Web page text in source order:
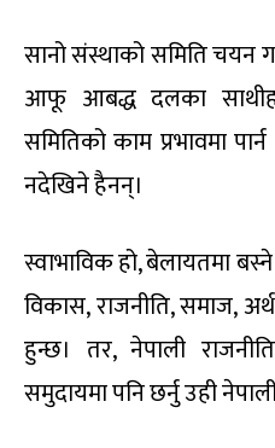
सानो संस्थाको समिति चयन
आफू आबद्ध दलका
समितिको काम प्रभावमा
नदेखिने हैनन्।
स्वाभाविक हो, बेलायतमा
विकास, राजनीति, समाज,
हुन्छ। तर, नेपाली
समुदायमा पनि छर्नु उही नेपाली